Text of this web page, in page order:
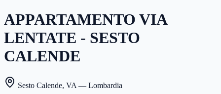
APPARTAMENTO VIA
LENTATE - SESTO
CALENDE
Sesto Calende, VA — Lombardia